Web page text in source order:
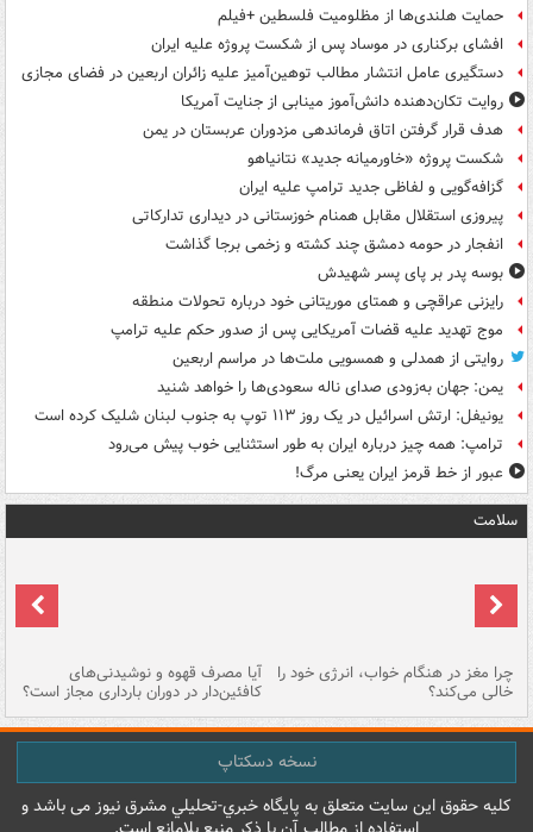
حمایت هلندی‌ها از مظلومیت فلسطین +فیلم
افشای برکناری در موساد پس از شکست پروژه علیه ایران
دستگیری عامل انتشار مطالب توهین‌آمیز علیه زائران اربعین در فضای مجازی
روایت تکان‌دهنده دانش‌آموز مینابی از جنایت آمریکا
هدف قرار گرفتن اتاق‌ فرماندهی مزدوران عربستان در یمن
شکست پروژه «خاورمیانه جدید» نتانیاهو
گزافه‌گویی و لفاظی جدید ترامپ علیه ایران
پیروزی استقلال مقابل همنام خوزستانی در دیداری تدارکاتی
انفجار در حومه دمشق چند کشته و زخمی برجا گذاشت
بوسه‌ پدر بر پای پسر شهیدش
رایزنی عراقچی و همتای موریتانی خود درباره تحولات منطقه
موج تهدید علیه قضات آمریکایی پس از صدور حکم علیه ترامپ
روایتی از همدلی و همسویی ملت‌ها در مراسم اربعین
یمن: جهان به‌زودی صدای ناله سعودی‌ها را خواهد شنید
یونیفل: ارتش اسرائیل در یک روز ۱۱۳ توپ به جنوب لبنان شلیک کرده است
ترامپ: همه چیز درباره ایران به طور استثنایی خوب پیش می‌رود
عبور از خط قرمز ایران یعنی مرگ!
سلامت
چرا مغز در هنگام خواب، انرژی خود را
خالی می‌کند؟
آیا مصرف قهوه و نوشیدنی‌های
کافئین‌دار در دوران بارداری مجاز است؟
نسخه دسکتاپ
کليه حقوق اين سايت متعلق به پایگاه خبري-تحليلي مشرق نيوز می باشد و